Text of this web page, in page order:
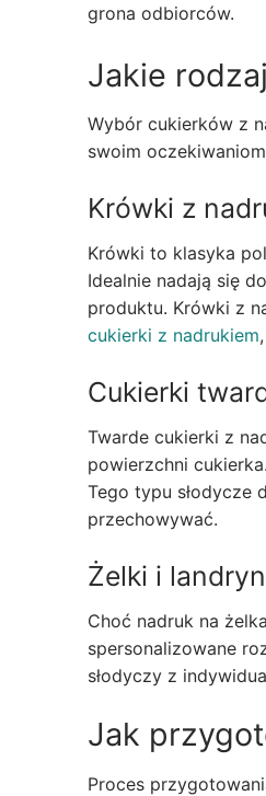
grona odbiorców.
Jakie
Wybór cukierków z
swoim
Krówki z
Krówki to klasyka
Idealnie nadają się
produktu. Krówki z
cukierki z nadrukiem
Cukierki
Twarde cukierki z
powierzchni
Tego typu słodycze
przechowywać.
Żelki i
Choć nadruk na
spersonalizowane
słodyczy z
Jak
Proces